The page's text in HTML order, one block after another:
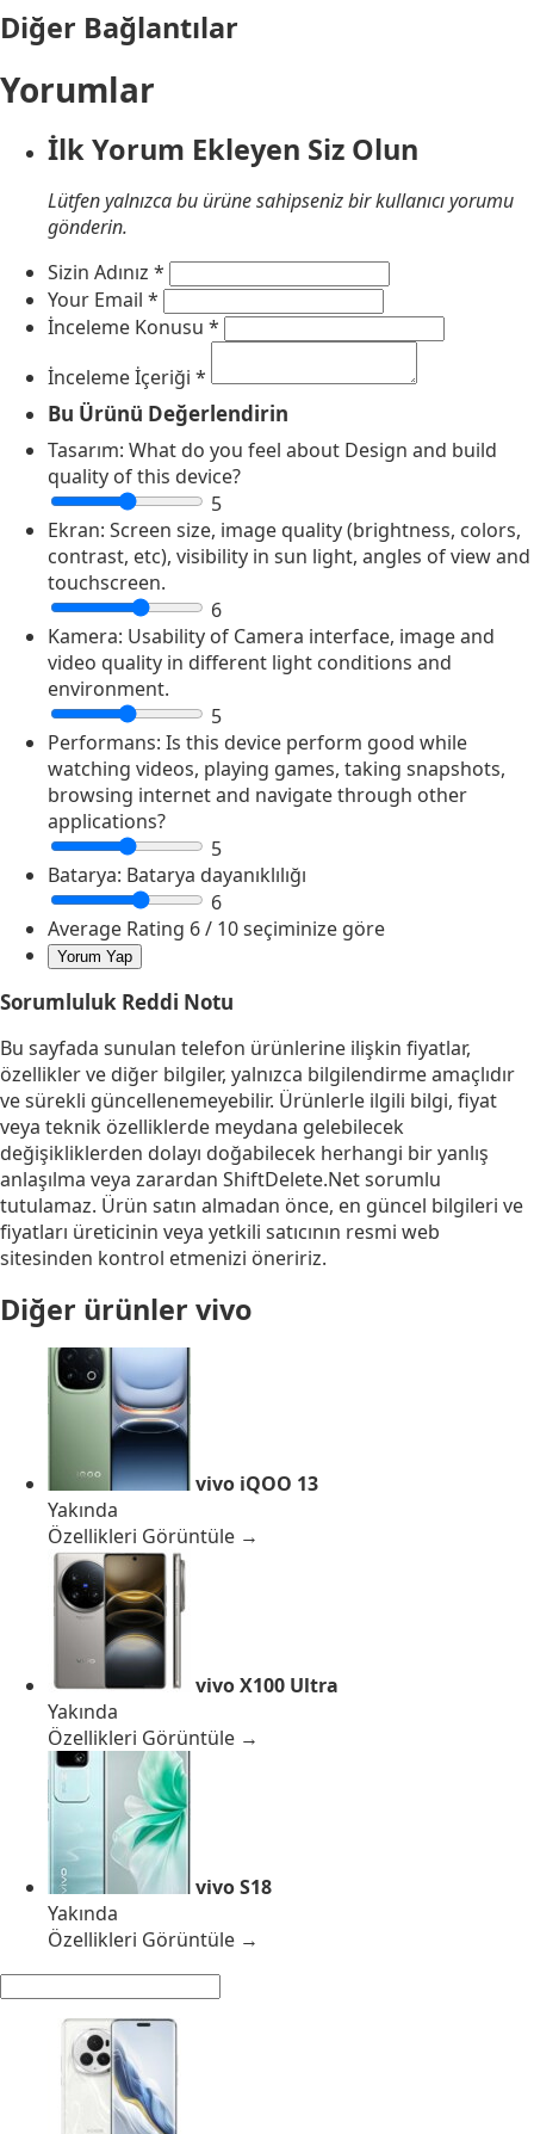
Diğer Bağlantılar
Yorumlar
İlk Yorum Ekleyen Siz Olun
Lütfen yalnızca bu ürüne sahipseniz bir kullanıcı yorumu
gönderin.
Sizin Adınız *
Your Email *
İnceleme Konusu *
İnceleme İçeriği *
Bu Ürünü Değerlendirin
Tasarım: What do you feel about Design and build
quality of this device?
5
Ekran: Screen size, image quality (brightness, colors,
contrast, etc), visibility in sun light, angles of view and
touchscreen.
6
Kamera: Usability of Camera interface, image and
video quality in different light conditions and
environment.
5
Performans: Is this device perform good while
watching videos, playing games, taking snapshots,
browsing internet and navigate through other
applications?
5
Batarya: Batarya dayanıklılığı
6
Average Rating 6/ 10 seçiminize göre
Sorumluluk Reddi Notu
Bu sayfada sunulan telefon ürünlerine ilişkin fiyatlar,
özellikler ve diğer bilgiler, yalnızca bilgilendirme amaçlıdır
ve sürekli güncellenemeyebilir. Ürünlerle ilgili bilgi, fiyat
veya teknik özelliklerde meydana gelebilecek
değişikliklerden dolayı doğabilecek herhangi bir yanlış
anlaşılma veya zarardan ShiftDelete.Net sorumlu
tutulamaz. Ürün satın almadan önce, en güncel bilgileri ve
fiyatları üreticinin veya yetkili satıcının resmi web
sitesinden kontrol etmenizi öneririz.
Diğer ürünler vivo
vivo iQOO 13
Yakında
Özellikleri Görüntüle →
vivo X100 Ultra
Yakında
Özellikleri Görüntüle →
vivo S18
Yakında
Özellikleri Görüntüle →